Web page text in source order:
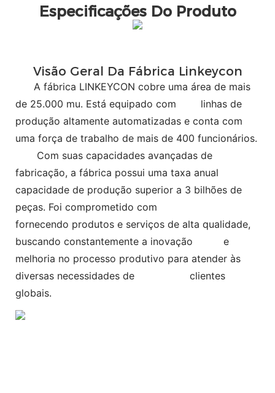
Especificações Do Produto
Visão Geral Da Fábrica Linkeycon
A fábrica LINKEYCON cobre uma área de mais
de 25.000 mu. Está equipado com
linhas de
produção altamente automatizadas e conta com
uma força de trabalho de mais de 400 funcionários.
Com suas capacidades avançadas de
fabricação, a fábrica possui uma taxa anual
capacidade de produção superior a 3 bilhões de
peças. Foi comprometido com
fornecendo produtos e serviços de alta qualidade,
buscando constantemente a inovação e
melhoria no processo produtivo para atender às
diversas necessidades de clientes
globais.